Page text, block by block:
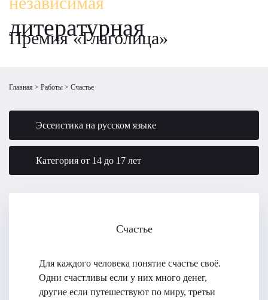
литературная
Премия «Глаголица»
Главная Работы Счастье
Эссеистика на русском языке
Категория от 14 до 17 лет
Счастье
Для каждого человека понятие счастье своё.
Одни счастливы если у них много денег,
другие если путешествуют по миру, третьи